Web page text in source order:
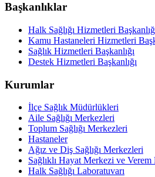
Başkanlıklar
Halk Sağlığı Hizmetleri
Kamu Hastaneleri Hizmetleri
Sağlık Hizmetleri Başkanlığı
Destek Hizmetleri Başkanlığı
Kurumlar
İlçe Sağlık Müdürlükleri
Aile Sağlığı Merkezleri
Toplum Sağlığı Merkezleri
Hastaneler
Ağız ve Diş Sağlığı Merkezleri
Sağlıklı Hayat Merkezi ve
Halk Sağlığı Laboratuvarı